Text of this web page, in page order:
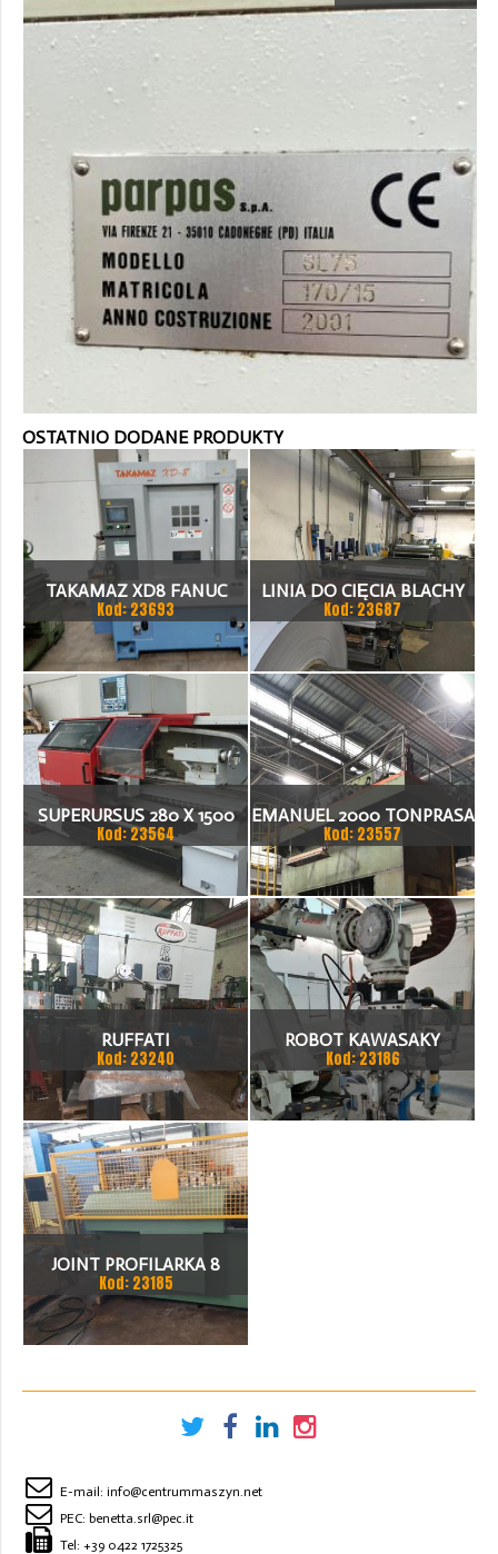
OSTATNIO DODANE PRODUKTY
TAKAMAZ XD8 FANUC
21ITA TOKARKA CNC
Kod: 23693
LINIA DO CIĘCIA BLACHY
1.500 X 1,5 (2,5) MM
Kod: 23687
SUPERURSUS 280 X 1500
TOKARKA
Kod: 23564
EMANUEL 2000 TONPRASA
HYDRAULICZNA 3200 X
2000
Kod: 23557
RUFFATI
Kod: 23240
ROBOT KAWASAKY
Kod: 23186
JOINT PROFILARKA 8
STACJI
Kod: 23185
E-mail: info@centrummaszyn.net
PEC: benetta.srl@pec.it
Tel: +39 0422 1725325